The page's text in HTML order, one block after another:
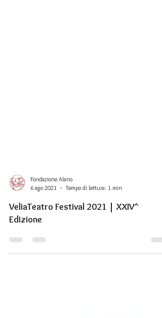
Fondazione Alario
VeliaTeatro Festival 2021 | XXIV^